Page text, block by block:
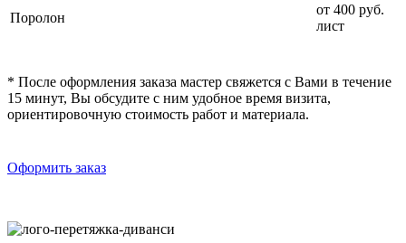
Поролон
от 400 руб.
лист
* После оформления заказа мастер свяжется с Вами в течение
15 минут, Вы обсудите с ним удобное время визита,
ориентировочную стоимость работ и материала.
Оформить заказ